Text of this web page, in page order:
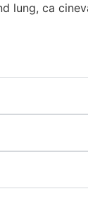
lung, ca